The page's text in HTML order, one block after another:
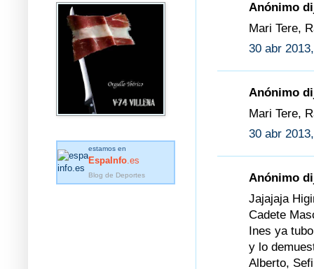
Anónimo
Mari Tere,
30 abr
Anónimo
Mari Tere,
30 abr
Anónimo
Jajajaja
Cadete
Ines ya
y lo
Alberto,
estamos en
EspaInfo .es
Blog de Deportes